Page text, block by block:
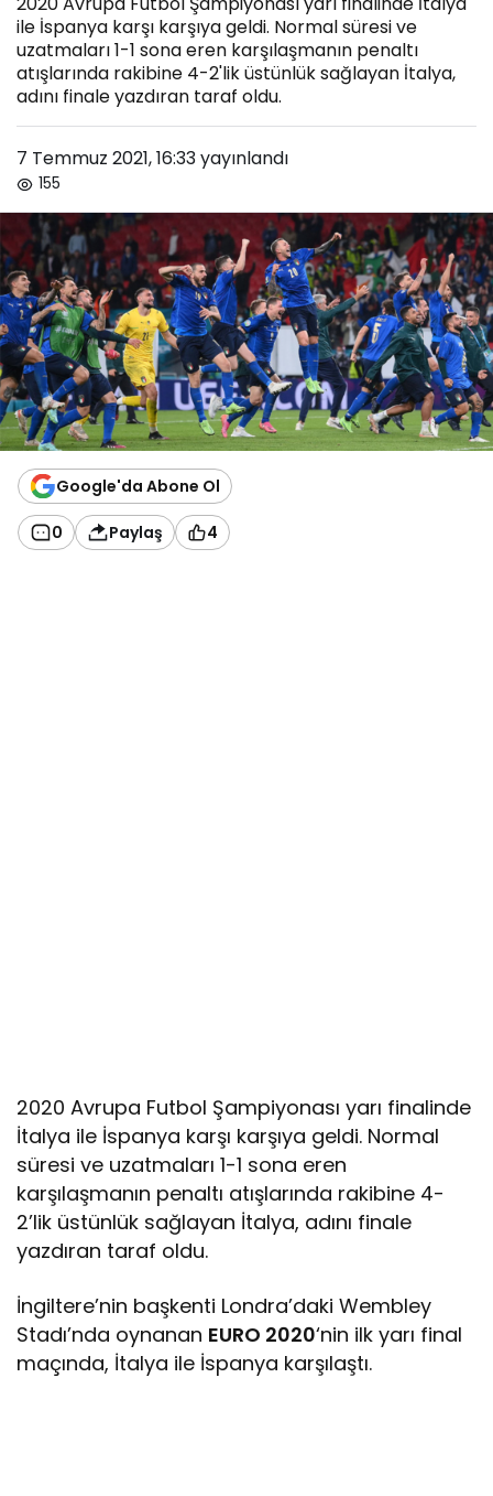
ile İspanya karşı karşıya geldi. Normal süresi ve
uzatmaları 1-1 sona eren karşılaşmanın penaltı
atışlarında rakibine 4-2'lik üstünlük sağlayan İtalya,
adını finale yazdıran taraf oldu.
7 Temmuz 2021, 16:33yayınlandı
155
Google'da Abone Ol
0 Paylaş 4
2020 Avrupa Futbol Şampiyonası yarı finalinde
İtalya ile İspanya karşı karşıya geldi. Normal
süresi ve uzatmaları 1-1 sona eren
karşılaşmanın penaltı atışlarında rakibine 4-
2’lik üstünlük sağlayan İtalya, adını finale
yazdıran taraf oldu.
İngiltere’nin başkenti Londra’daki Wembley
Stadı’nda oynanan EURO 2020‘nin ilk yarı final
maçında, İtalya ile İspanya karşılaştı.